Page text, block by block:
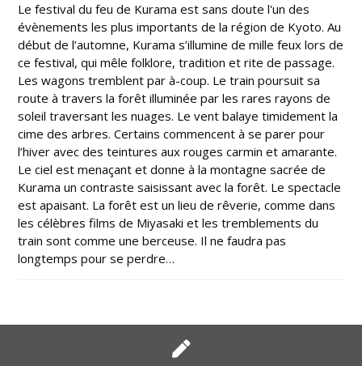
Le festival du feu de Kurama est sans doute l'un des
évènements les plus importants de la région de Kyoto. Au
début de l’automne, Kurama s’illumine de mille feux lors de
ce festival, qui mêle folklore, tradition et rite de passage.
Les wagons tremblent par à-coup. Le train poursuit sa
route à travers la forêt illuminée par les rares rayons de
soleil traversant les nuages. Le vent balaye timidement la
cime des arbres. Certains commencent à se parer pour
l’hiver avec des teintures aux rouges carmin et amarante.
Le ciel est menaçant et donne à la montagne sacrée de
Kurama un contraste saisissant avec la forêt. Le spectacle
est apaisant. La forêt est un lieu de rêverie, comme dans
les célèbres films de Miyasaki et les tremblements du
train sont comme une berceuse. Il ne faudra pas
longtemps pour se perdre…